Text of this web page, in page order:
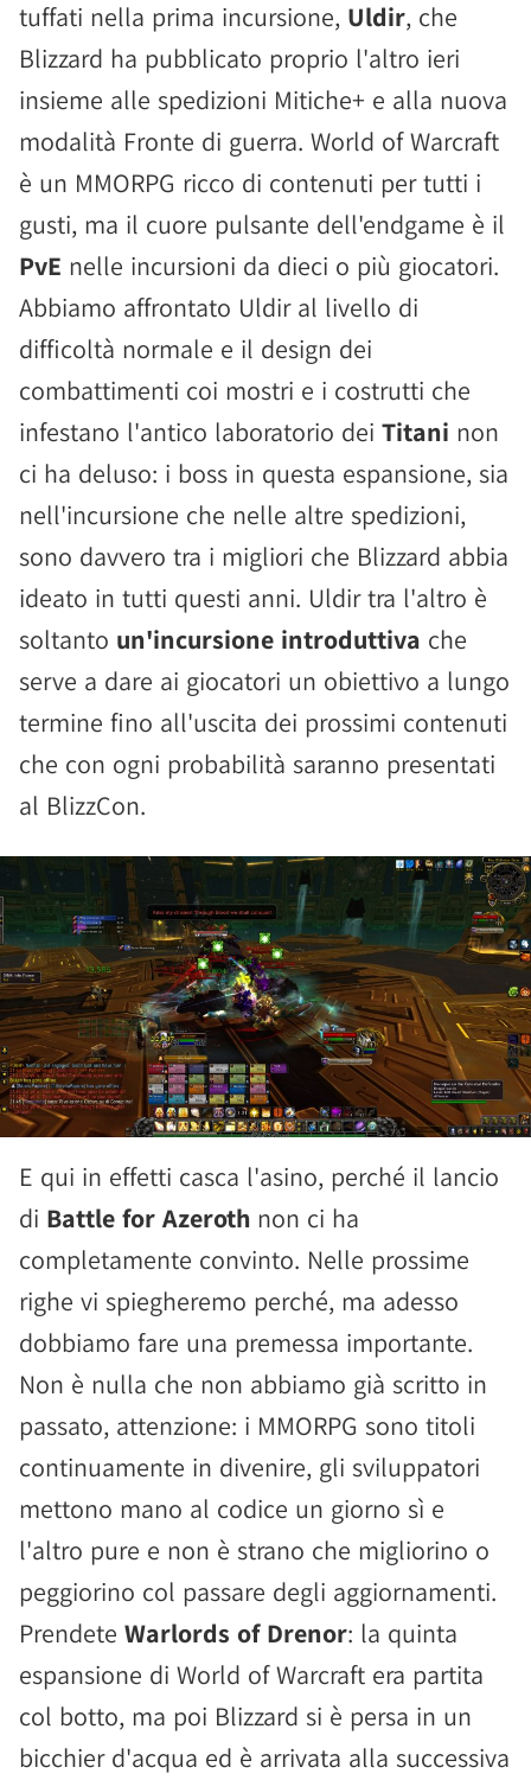
tuffati nella prima incursione, Uldir, che
Blizzard ha pubblicato proprio l'altro ieri
insieme alle spedizioni Mitiche+ e alla nuova
modalità Fronte di guerra. World of Warcraft
è un MMORPG ricco di contenuti per tutti i
gusti, ma il cuore pulsante dell'endgame è il
PvE nelle incursioni da dieci o più giocatori.
Abbiamo affrontato Uldir al livello di
difficoltà normale e il design dei
combattimenti coi mostri e i costrutti che
infestano l'antico laboratorio dei Titani non
ci ha deluso: i boss in questa espansione, sia
nell'incursione che nelle altre spedizioni,
sono davvero tra i migliori che Blizzard abbia
ideato in tutti questi anni. Uldir tra l'altro è
soltanto un'incursione introduttiva che
serve a dare ai giocatori un obiettivo a lungo
termine fino all'uscita dei prossimi contenuti
che con ogni probabilità saranno presentati
al BlizzCon.
E qui in effetti casca l'asino, perché il lancio
di Battle for Azeroth non ci ha
completamente convinto. Nelle prossime
righe vi spiegheremo perché, ma adesso
dobbiamo fare una premessa importante.
Non è nulla che non abbiamo già scritto in
passato, attenzione: i MMORPG sono titoli
continuamente in divenire, gli sviluppatori
mettono mano al codice un giorno sì e
l'altro pure e non è strano che migliorino o
peggiorino col passare degli aggiornamenti.
Prendete Warlords of Drenor: la quinta
espansione di World of Warcraft era partita
col botto, ma poi Blizzard si è persa in un
bicchier d'acqua ed è arrivata alla successiva